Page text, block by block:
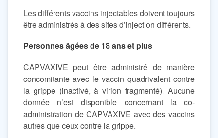
Les différents vaccins injectables doivent toujours
être administrés à des sites d’injection différents.
Personnes âgées de 18 ans et plus
CAPVAXIVE peut être administré de manière
concomitante avec le vaccin quadrivalent contre
la grippe (inactivé, à virion fragmenté). Aucune
donnée n’est disponible concernant la co-
administration de CAPVAXIVE avec des vaccins
autres que ceux contre la grippe.